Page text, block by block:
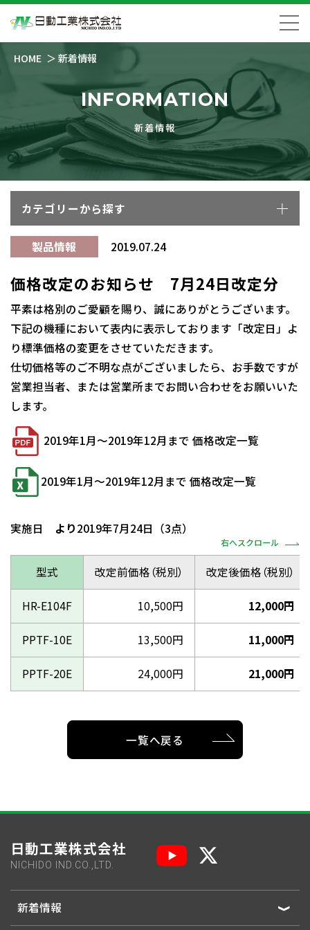
HOME 新着情報
INFORMATION
新着情報
カテゴリーから探す
製品情報 2019.07.24
価格改定のお知らせ 7月24日改定分
平素は格別のご愛顧を賜り、誠にありがとうございます。
下記の機種において表内に表示しております「改定日」よ
り標準価格の変更をさせていただきます。
仕切価格等のご不明な点がございましたら、お手数ですが
営業担当者、または営業所までお問い合わせをお願いいた
します。
2019年1月～2019年12月まで 価格改定一覧
2019年1月～2019年12月まで 価格改定一覧
実施日 より2019年7月24日（3点）
右へスクロール
型式 改定前価格（税別） 改定後価格（税別）
HR-E104F 10,500円 12,000円
PPTF-10E 13,500円 11,000円
PPTF-20E 24,000円 21,000円
一覧へ戻る
日動工業株式会社
NICHIDO IND.CO.,LTD.
新着情報